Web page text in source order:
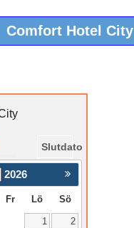
Comfort Hotel City
Slutdato
Nästa >
2026
Fr Lö Sö
1
2